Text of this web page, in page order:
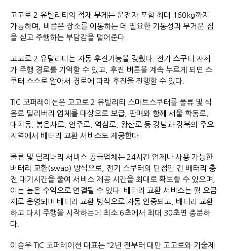
고고로 2 유틸리티의 적재 무게는 운전자 포함 최대 160kg까지
가능하며, 비좁은 장소를 이동하는 데 필요한 기동성과 무거운 짐
을 싣고 주행하는 부담감을 덜어준다.
고고로 2 유틸리티는 자동 후진기능을 갖췄다. 전기 스쿠터 자체
가 주행 경로를 기억할 수 있고, 후진 버튼을 계속 누르게 되면 스
쿠터 스스로 알아서 경로에 따라 후진을 진행할 수 있다.
TIC 코퍼레이션은 고고로 2 유틸리티 스마트스쿠터를 물류 및 식
음료 딜리버리 업체를 대상으로 보급, 판매와 함께 서울 학동로,
대치동, 봉은사로, 언주로, 역삼로, 왕산로 등 강남과 강북의 주요
지역에서 배터리 교환 서비스도 제공한다.
물류 및 딜리버리 서비스 공급업체는 24시간 언제나 사용 가능한
배터리 교환(swap) 방식으로, 전기 스쿠터의 단점인 긴 배터리 충
전 대기시간을 줄여 서비스 제공 시간을 최대로 확보할 수 있으며,
이는 높은 수익으로 연결될 수 있다. 배터리 교환 서비스는 월 요금
제로 운영되며 배터리 교환 방식으로 자동 인증되고, 배터리 교환
하고 다시 주행을 시작하는데 최소 6초에서 최대 30초면 충분하
다.
이승우 TIC 코퍼레이션 대표는 “2년 전부터 대만 고고로와 기술제